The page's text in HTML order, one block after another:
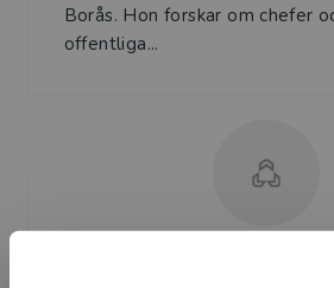
Borås. Hon forskar om chefer
offentliga...